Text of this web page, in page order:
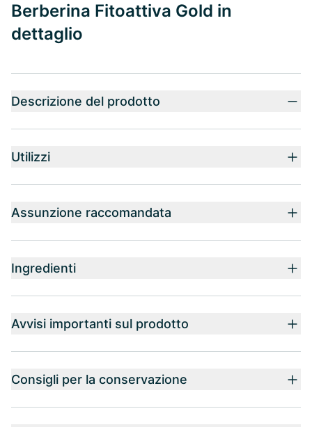
Berberina Fitoattiva Gold in
dettaglio
Descrizione del prodotto
Utilizzi
Assunzione raccomandata
Ingredienti
Avvisi importanti sul prodotto
Consigli per la conservazione